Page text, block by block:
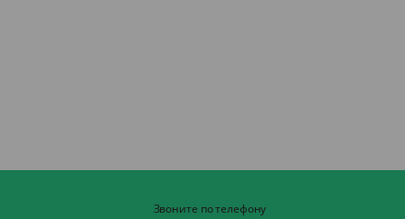
Звоните по телефону